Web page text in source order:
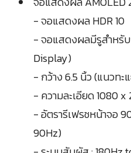
- จอแสดงผล HDR 10
- จอแสดงผลมีรูสำหรั
Display)
- กว้าง 6.5 นิ้ว (แนวทะ
- ความละเอียด 1080
- อัตรารีเฟรชหน้าจอ
90Hz)